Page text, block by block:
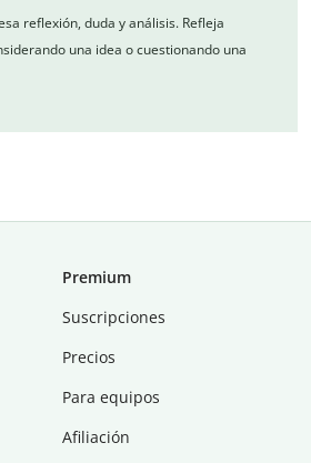
reflexión, duda y análisis. Refleja
una idea o cuestionando una
Premium
Suscripciones
Precios
Para equipos
Afiliación